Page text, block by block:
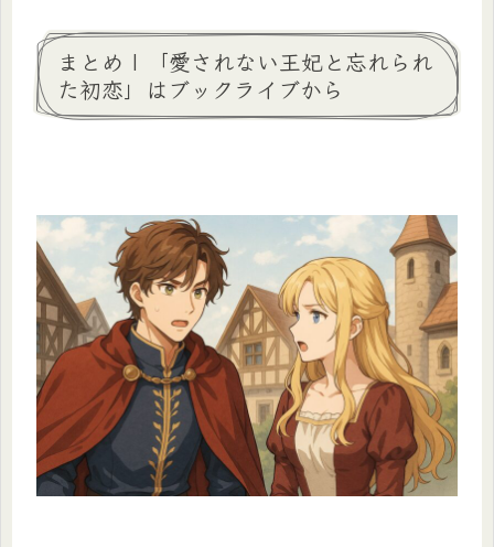
まとめ | 「愛されない王妃と忘れられ
た初恋」はブックライブから